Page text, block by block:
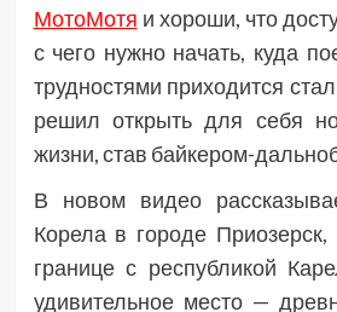
МотоМотя и хороши, что
с чего нужно начать, куда
трудностями приходится
решил открыть для себя
жизни, став байкером-
В новом видео
Корела в городе
границе с республикой
удивительное место —